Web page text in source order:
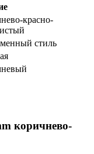
красно-
стиль
коричнево-